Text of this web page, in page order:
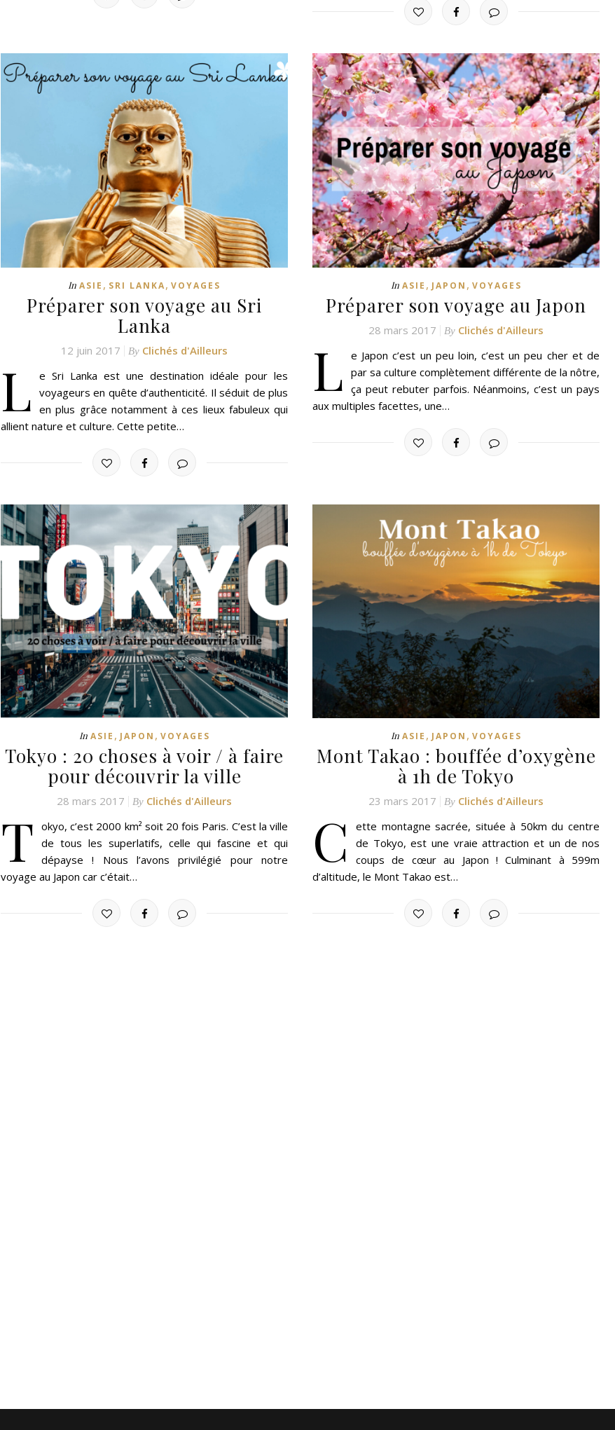
In ASIE , SRI LANKA, VOYAGES
Préparer son voyage au Sri
Lanka
12 juin 2017 By Clichés d'Ailleurs
L e Sri Lanka est une destination idéale pour les
voyageurs en quête d’authenticité. Il séduit de plus
en plus grâce notamment à ces lieux fabuleux qui
allient nature et culture. Cette petite…
In ASIE , JAPON , VOYAGES
Préparer son voyage au Japon
28 mars 2017 By Clichés d'Ailleurs
L e Japon c’est un peu loin, c’est un peu cher et de
par sa culture complètement différente de la nôtre,
ça peut rebuter parfois. Néanmoins, c’est un pays
aux multiples facettes, une…
In ASIE , JAPON , VOYAGES
Tokyo : 20 choses à voir / à faire
pour découvrir la ville
28 mars 2017 By Clichés d'Ailleurs
T okyo, c’est 2000 km² soit 20 fois Paris. C’est la ville
de tous les superlatifs, celle qui fascine et qui
dépayse ! Nous l’avons privilégié pour notre
voyage au Japon car c’était…
In ASIE , JAPON , VOYAGES
Mont Takao : bouffée d’oxygène
à 1h de Tokyo
23 mars 2017 By Clichés d'Ailleurs
C
ette montagne sacrée, située à 50km du centre
de Tokyo, est une vraie attraction et un de nos
coups de cœur au Japon ! Culminant à 599m
d’altitude, le Mont Takao est…